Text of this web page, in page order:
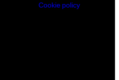
Cookie policy